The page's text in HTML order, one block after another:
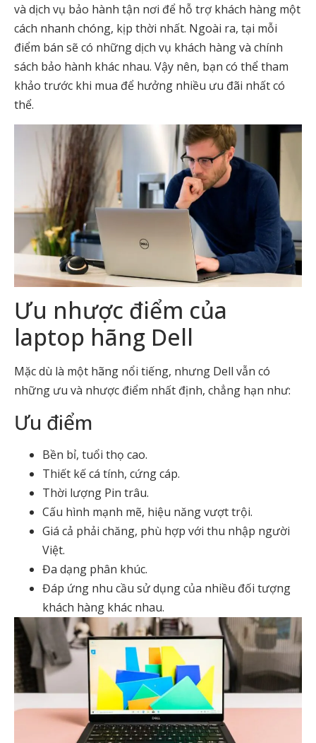
và dịch vụ bảo hành tận nơi để hỗ trợ khách hàng một
cách nhanh chóng, kịp thời nhất. Ngoài ra, tại mỗi
điểm bán sẽ có những dịch vụ khách hàng và chính
sách bảo hành khác nhau. Vậy nên, bạn có thể tham
khảo trước khi mua để hưởng nhiều ưu đãi nhất có
thể.
Ưu nhược điểm của
laptop hãng Dell
Mặc dù là một hãng nổi tiếng, nhưng Dell vẫn có
những ưu và nhược điểm nhất định, chẳng hạn như:
Ưu điểm
Bền bỉ, tuổi thọ cao.
Thiết kế cá tính, cứng cáp.
Thời lượng Pin trâu.
Cấu hình mạnh mẽ, hiệu năng vượt trội.
Giá cả phải chăng, phù hợp với thu nhập người
Việt.
Đa dạng phân khúc.
Đáp ứng nhu cầu sử dụng của nhiều đối tượng
khách hàng khác nhau.